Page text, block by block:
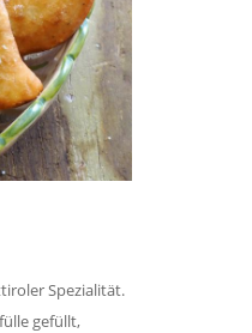
Spezialität.
gefüllt,